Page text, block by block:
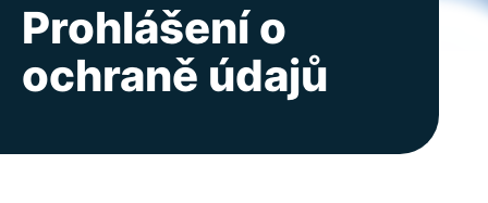
Kontakt
Prohlášení o
ochraně údajů